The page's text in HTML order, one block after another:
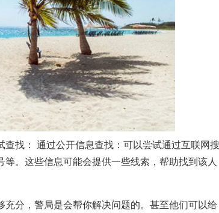
找： 通过公开信息查找：可以尝试通过互联网搜
。这些信息可能会提供一些线索，帮助找到该人
分，警局是会帮你解决问题的。甚至他们可以给